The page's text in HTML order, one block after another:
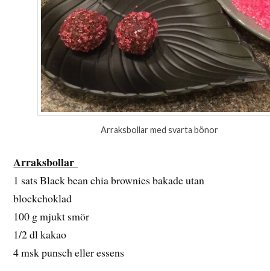
Arraksbollar med svarta bönor
Arraksbollar
1 sats Black bean chia brownies bakade utan
blockchoklad
100 g mjukt smör
1/2 dl kakao
4 msk punsch eller essens